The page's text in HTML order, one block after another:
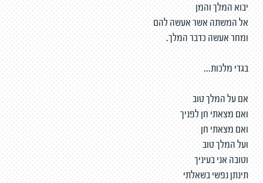
יבוא המלך והמן
אל המשתה אשר אעשה להם
ומחר אעשה כדבר המלך.
בגדי מלכות...
אם על המלך טוב
ואם מצאתי חן לפניך
ואם מצאתי חן
ועל המלך טוב
וטובה אני בעיניך
תינתן נפשי בשאלתי